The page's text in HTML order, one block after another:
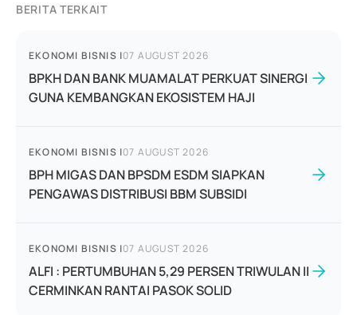
BERITA TERKAIT
EKONOMI BISNIS |07 AUGUST 2026
BPKH DAN BANK MUAMALAT PERKUAT SINERGI
GUNA KEMBANGKAN EKOSISTEM HAJI
EKONOMI BISNIS |07 AUGUST 2026
BPH MIGAS DAN BPSDM ESDM SIAPKAN
PENGAWAS DISTRIBUSI BBM SUBSIDI
EKONOMI BISNIS |07 AUGUST 2026
ALFI : PERTUMBUHAN 5,29 PERSEN TRIWULAN II
CERMINKAN RANTAI PASOK SOLID